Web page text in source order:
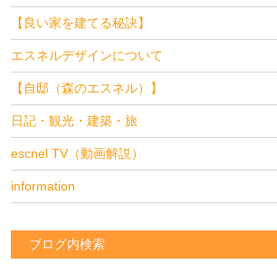
【良い家を建てる秘訣】
エスネルデザインについて
【自邸（森のエスネル）】
日記・観光・建築・旅
escnel TV（動画解説）
information
ブログ内検索